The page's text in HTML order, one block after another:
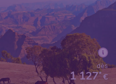
€
1 127*
dès